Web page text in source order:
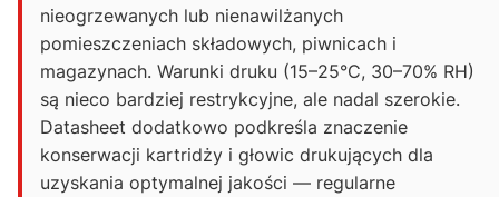
nieogrzewanych lub nienawilżanych
pomieszczeniach składowych, piwnicach i
magazynach. Warunki druku (15–25°C, 30–70% RH)
są nieco bardziej restrykcyjne, ale nadal szerokie.
Datasheet dodatkowo podkreśla znaczenie
konserwacji kartridży i głowic drukujących dla
uzyskania optymalnej jakości — regularne